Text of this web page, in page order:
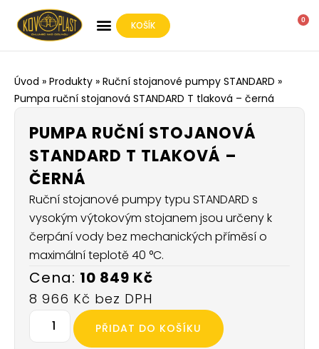
KOŠÍK 0
Úvod » Produkty » Ruční stojanové pumpy STANDARD »
Pumpa ruční stojanová STANDARD T tlaková – černá
PUMPA RUČNÍ STOJANOVÁ
STANDARD T TLAKOVÁ –
ČERNÁ
Ruční stojanové pumpy typu STANDARD s
vysokým výtokovým stojanem jsou určeny k
čerpání vody bez mechanických příměsí o
maximální teplotě 40 °C.
10 849 Kč
8 966 Kč
PŘIDAT DO KOŠÍKU